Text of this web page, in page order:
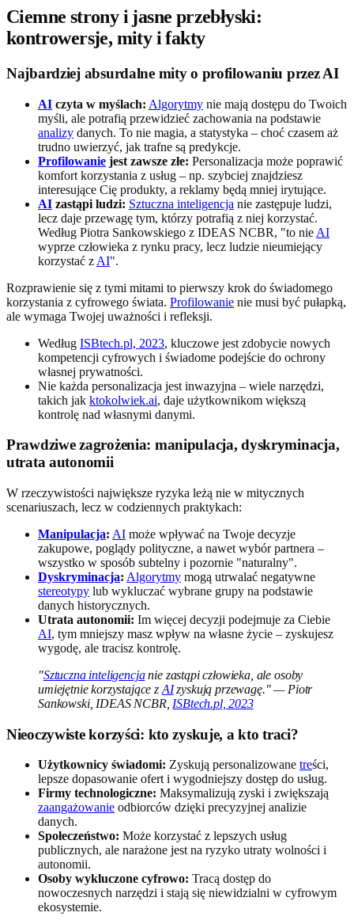
Ciemne strony i jasne przebłyski:
kontrowersje, mity i fakty
Najbardziej absurdalne mity o profilowaniu przez AI
AI czyta w myślach: Algorytmy nie mają dostępu do Twoich
myśli, ale potrafią przewidzieć zachowania na podstawie
analizy danych. To nie magia, a statystyka – choć czasem aż
trudno uwierzyć, jak trafne są predykcje.
Profilowanie jest zawsze złe: Personalizacja może poprawić
komfort korzystania z usług – np. szybciej znajdziesz
interesujące Cię produkty, a reklamy będą mniej irytujące.
AI zastąpi ludzi: Sztuczna inteligencja nie zastępuje ludzi,
lecz daje przewagę tym, którzy potrafią z niej korzystać.
Według Piotra Sankowskiego z IDEAS NCBR, "to nie AI
wyprze człowieka z rynku pracy, lecz ludzie nieumiejący
korzystać z AI".
Rozprawienie się z tymi mitami to pierwszy krok do świadomego
korzystania z cyfrowego świata. Profilowanie nie musi być pułapką,
ale wymaga Twojej uważności i refleksji.
Według ISBtech.pl, 2023, kluczowe jest zdobycie nowych
kompetencji cyfrowych i świadome podejście do ochrony
własnej prywatności.
Nie każda personalizacja jest inwazyjna – wiele narzędzi,
takich jak ktokolwiek.ai, daje użytkownikom większą
kontrolę nad własnymi danymi.
Prawdziwe zagrożenia: manipulacja, dyskryminacja,
utrata autonomii
W rzeczywistości największe ryzyka leżą nie w mitycznych
scenariuszach, lecz w codziennych praktykach:
Manipulacja: AI może wpływać na Twoje decyzje
zakupowe, poglądy polityczne, a nawet wybór partnera –
wszystko w sposób subtelny i pozornie "naturalny".
Dyskryminacja: Algorytmy mogą utrwalać negatywne
stereotypy lub wykluczać wybrane grupy na podstawie
danych historycznych.
Utrata autonomii: Im więcej decyzji podejmuje za Ciebie
AI, tym mniejszy masz wpływ na własne życie – zyskujesz
wygodę, ale tracisz kontrolę.
"Sztuczna inteligencjanie zastąpi człowieka, ale osoby
umiejętnie korzystające z AIzyskują przewagę." — Piotr
Sankowski, IDEAS NCBR, ISBtech.pl, 2023
Nieoczywiste korzyści: kto zyskuje, a kto traci?
Użytkownicy świadomi: Zyskują personalizowane treści,
lepsze dopasowanie ofert i wygodniejszy dostęp do usług.
Firmy technologiczne: Maksymalizują zyski i zwiększają
zaangażowanie odbiorców dzięki precyzyjnej analizie
danych.
Społeczeństwo: Może korzystać z lepszych usług
publicznych, ale narażone jest na ryzyko utraty wolności i
autonomii.
Osoby wykluczone cyfrowo: Tracą dostęp do
nowoczesnych narzędzi i stają się niewidzialni w cyfrowym
ekosystemie.